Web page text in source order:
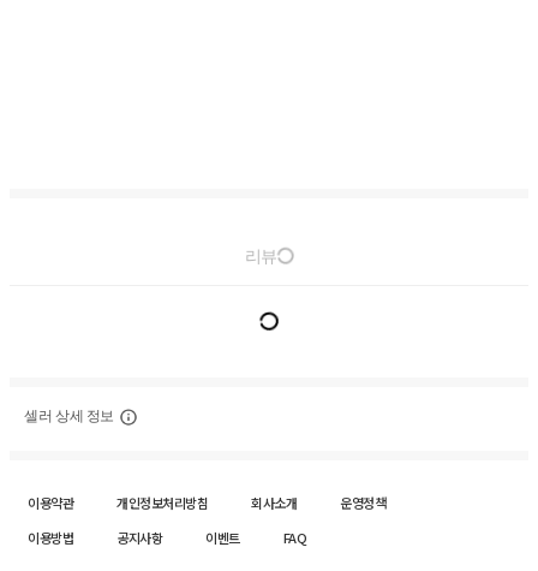
리뷰
셀러 상세 정보
이용약관 개인정보처리방침 회사소개
운영정책
이용방법
공지사항 이벤트 FAQ